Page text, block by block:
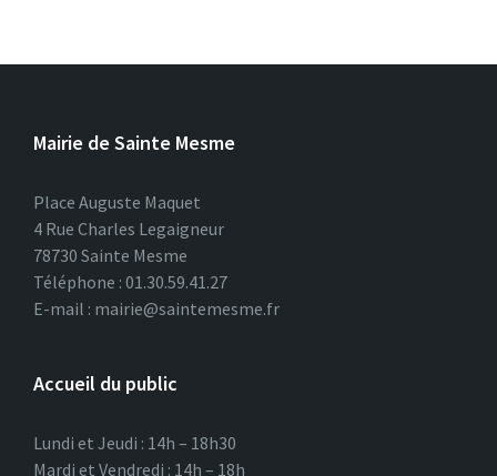
Mairie de Sainte Mesme
Place Auguste Maquet
4 Rue Charles Legaigneur
78730 Sainte Mesme
Téléphone : 01.30.59.41.27
E-mail : mairie@saintemesme.fr
Accueil du public
Lundi et Jeudi : 14h – 18h30
Mardi et Vendredi : 14h – 18h